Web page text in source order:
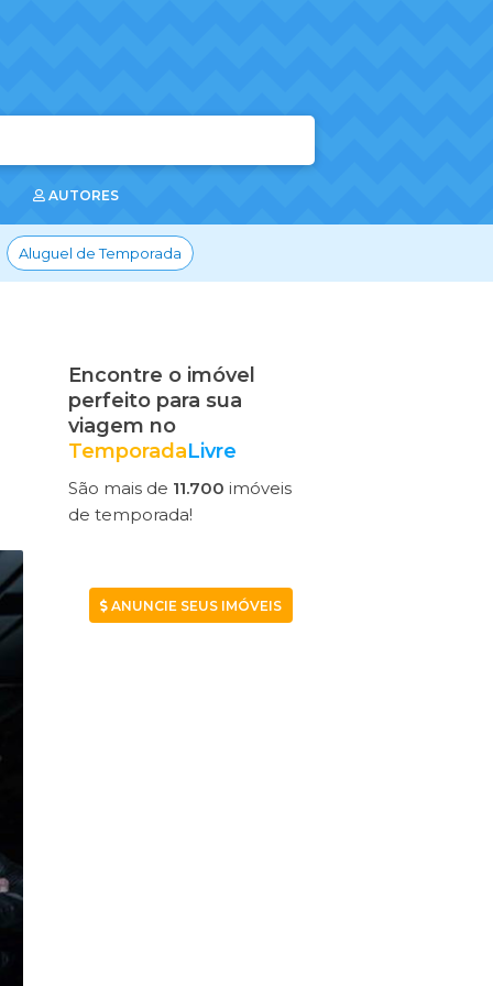
AUTORES
Aluguel de Temporada
Encontre o imóvel
perfeito para sua
viagem no
TemporadaLivre
São mais de 11.700 imóveis
de temporada!
ANUNCIE SEUS IMÓVEIS